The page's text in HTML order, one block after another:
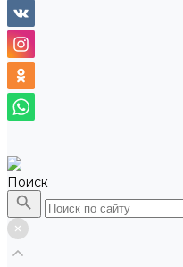
Поиск